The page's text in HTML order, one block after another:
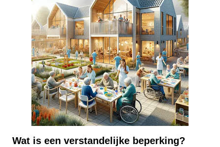
Wat is een verstandelijke beperking?